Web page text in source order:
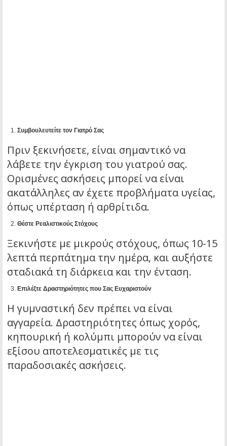
Συμβουλευτείτε τον Γιατρό Σας
Πριν ξεκινήσετε, είναι σημαντικό να
λάβετε την έγκριση του γιατρού σας.
Ορισμένες ασκήσεις μπορεί να είναι
ακατάλληλες αν έχετε προβλήματα υγείας,
όπως υπέρταση ή αρθρίτιδα.
Θέστε Ρεαλιστικούς Στόχους
Ξεκινήστε με μικρούς στόχους, όπως 10-15
λεπτά περπάτημα την ημέρα, και αυξήστε
σταδιακά τη διάρκεια και την ένταση.
Επιλέξτε Δραστηριότητες που Σας Ευχαριστούν
Η γυμναστική δεν πρέπει να είναι
αγγαρεία. Δραστηριότητες όπως χορός,
κηπουρική ή κολύμπι μπορούν να είναι
εξίσου αποτελεσματικές με τις
παραδοσιακές ασκήσεις.